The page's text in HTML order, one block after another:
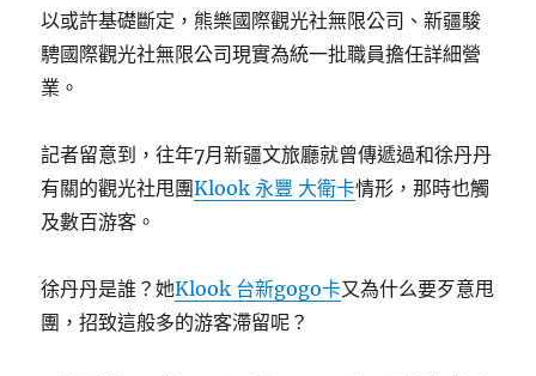
以或許基礎斷定，熊樂國際觀光社無限公司、新疆駿
騁國際觀光社無限公司現實為統一批職員擔任詳細營
業。
記者留意到，往年7月新疆文旅廳就曾傳遞過和徐丹丹
有關的觀光社甩團Klook 永豐 大衛卡情形，那時也觸
及數百游客。
徐丹丹是誰？她Klook 台新gogo卡又為什么要歹意甩
團，招致這般多的游客滯留呢？